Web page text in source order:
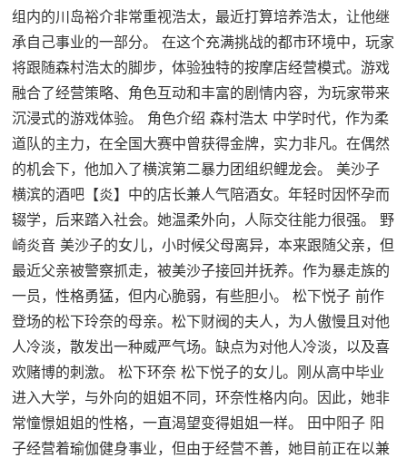
组内的川岛裕介非常重视浩太，最近打算培养浩太，让他继
承自己事业的一部分。 在这个充满挑战的都市环境中，玩家
将跟随森村浩太的脚步，体验独特的按摩店经营模式。游戏
融合了经营策略、角色互动和丰富的剧情内容，为玩家带来
沉浸式的游戏体验。 角色介绍 森村浩太 中学时代，作为柔
道队的主力，在全国大赛中曾获得金牌，实力非凡。在偶然
的机会下，他加入了横滨第二暴力团组织鲤龙会。 美沙子
横滨的酒吧【炎】中的店长兼人气陪酒女。年轻时因怀孕而
辍学，后来踏入社会。她温柔外向，人际交往能力很强。 野
崎炎音 美沙子的女儿，小时候父母离异，本来跟随父亲，但
最近父亲被警察抓走，被美沙子接回并抚养。作为暴走族的
一员，性格勇猛，但内心脆弱，有些胆小。 松下悦子 前作
登场的松下玲奈的母亲。松下财阀的夫人，为人傲慢且对他
人冷淡，散发出一种威严气场。缺点为对他人冷淡，以及喜
欢赌博的刺激。 松下环奈 松下悦子的女儿。刚从高中毕业
进入大学，与外向的姐姐不同，环奈性格内向。因此，她非
常憧憬姐姐的性格，一直渴望变得姐姐一样。 田中阳子 阳
子经营着瑜伽健身事业，但由于经营不善，她目前正在以兼